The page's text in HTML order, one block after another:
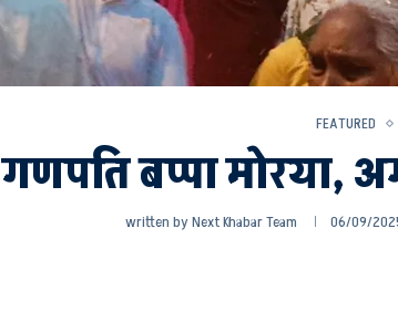
FEATURED
गणपति बप्पा
written byNext Khabar Team 06/09/